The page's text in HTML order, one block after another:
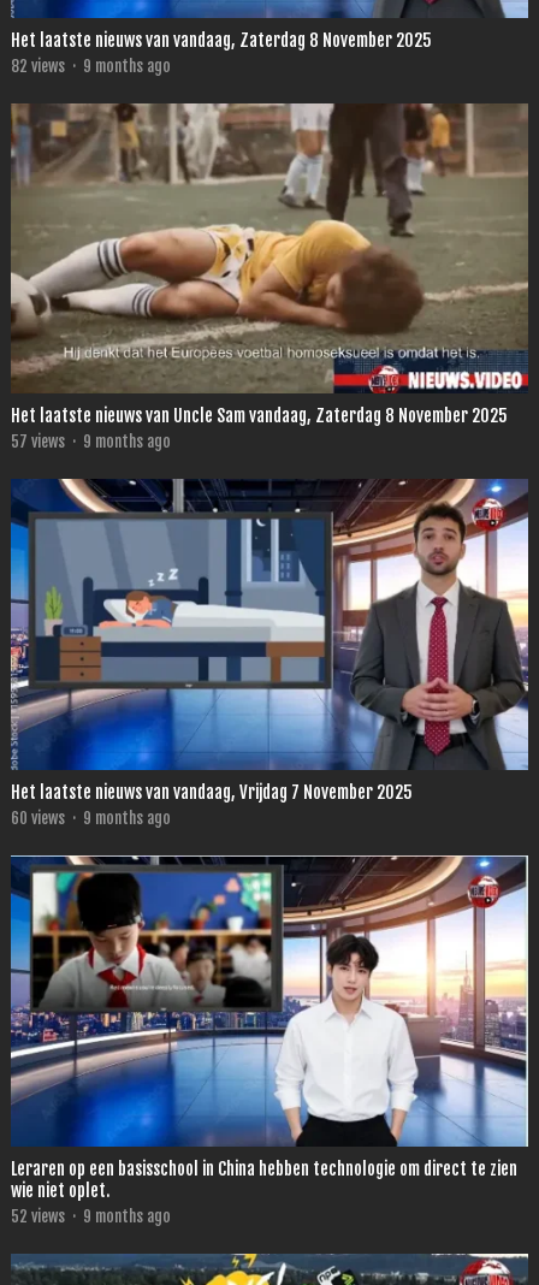
Het laatste nieuws van vandaag, Zaterdag 8 November 2025
82 views · 9 months ago
Het laatste nieuws van Uncle Sam vandaag, Zaterdag 8 November 2025
57 views · 9 months ago
Het laatste nieuws van vandaag, Vrijdag 7 November 2025
60 views · 9 months ago
Leraren op een basisschool in China hebben technologie om direct te zien
wie niet oplet.
52 views · 9 months ago